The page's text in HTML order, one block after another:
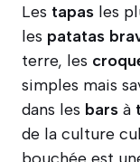
Les tapas les
les patatas
terre, les
simples mais
dans les bars à
de la culture